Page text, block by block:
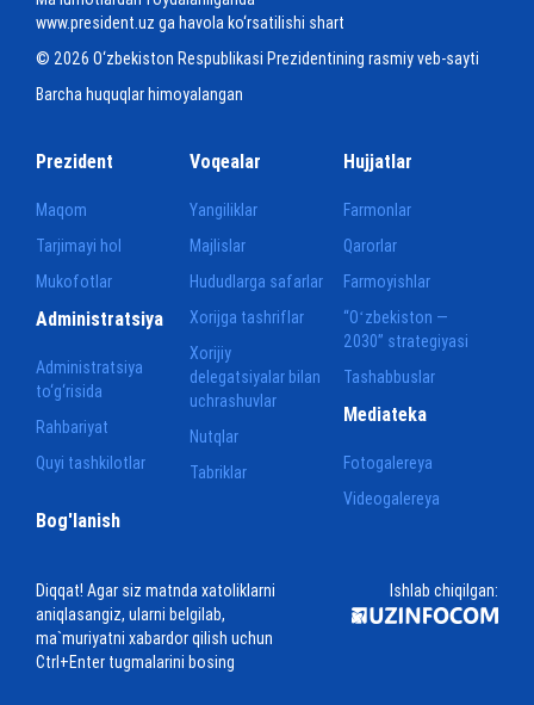
www.president.uz ga havola ko‘rsatilishi shart
© 2026 O‘zbekiston Respublikasi Prezidentining rasmiy veb-sayti
Barcha huquqlar himoyalangan
Prezident
Maqom
Tarjimayi hol
Mukofotlar
Voqealar
Yangiliklar
Majlislar
Hududlarga safarlar
Xorijga tashriflar
Xorijiy
delegatsiyalar bilan
uchrashuvlar
Nutqlar
Tabriklar
Hujjatlar
Farmonlar
Qarorlar
Farmoyishlar
“Oʻzbekiston —
2030” strategiyasi
Tashabbuslar
Administratsiya
Administratsiya
to‘g‘risida
Rahbariyat
Quyi tashkilotlar
Mediateka
Fotogalereya
Videogalereya
Bog'lanish
Diqqat! Agar siz matnda xatoliklarni
aniqlasangiz, ularni belgilab,
ma`muriyatni xabardor qilish uchun
Ctrl+Enter tugmalarini bosing
Ishlab chiqilgan: